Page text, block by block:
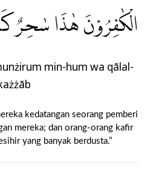
الْكٰفِرُوْنَ هٰذَا سٰحِرٌ
min-hum wa qālal-
kedatangan seorang pemberi
mereka; dan orang-orang kafir
yang banyak berdusta.”